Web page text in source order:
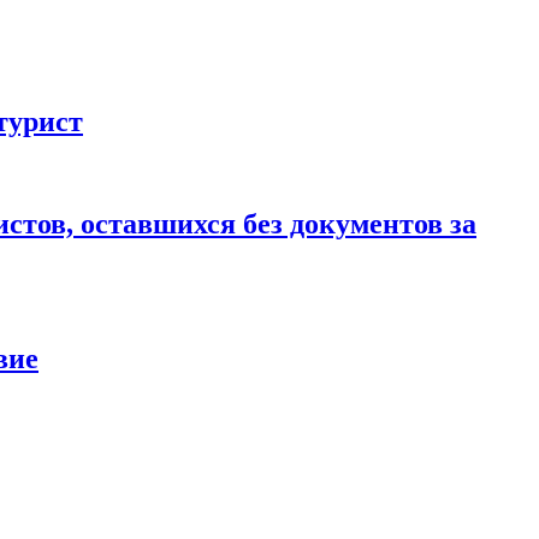
оставшихся без документов за